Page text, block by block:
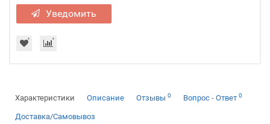
Уведомить
Характеристики Описание Отзывы 0 Вопрос - Ответ 0
Доставка/Самовывоз